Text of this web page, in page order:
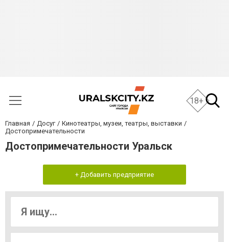
18+
Главная Досуг
Кинотеатры, музеи, театры, выставки
Достопримечательности
Достопримечательности Уральск
+ Добавить предприятие